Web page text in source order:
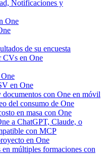
Notificaciones y
One
de su encuesta
CVs en One
en One
con One en móvil
del consumo de One
en masa con One
a ChatGPT, Claude, o
con MCP
en One
múltiples formaciones con